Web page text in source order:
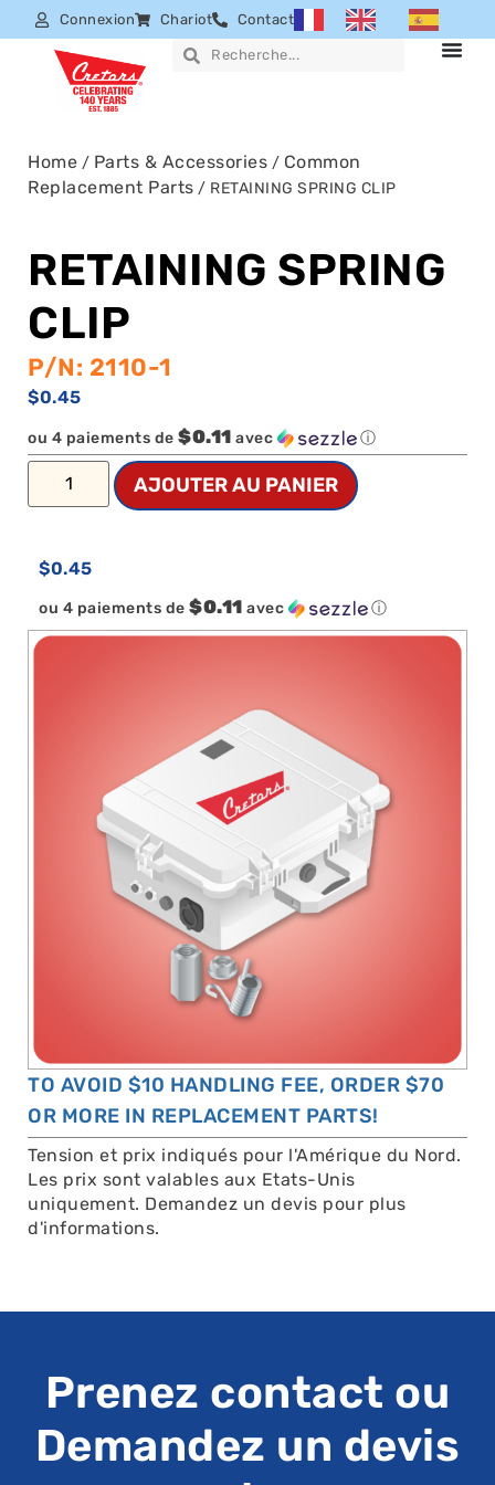
Connexion Chariot Contact
Home / Parts & Accessories / Common
Replacement Parts / RETAINING SPRING CLIP
TO AVOID $10 HANDLING FEE, ORDER $70
OR MORE IN REPLACEMENT PARTS!
Tension et prix indiqués pour l'Amérique du Nord.
Les prix sont valables aux Etats-Unis
uniquement. Demandez un devis pour plus
d'informations.
RETAINING SPRING
CLIP
P/N: 2110-1
$0.45
ou 4 paiements de $0.11 avec ⓘ
AJOUTER AU PANIER
$0.45
ou 4 paiements de $0.11 avec ⓘ
Prenez contact ou
Demandez un devis